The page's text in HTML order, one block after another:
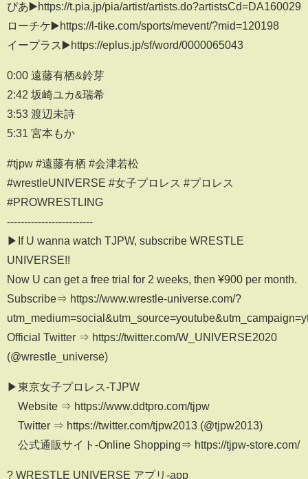
ぴあ▶️https://t.pia.jp/pia/artist/artists.do?artistsCd=DA160029
ローチケ▶️https://l-tike.com/sports/mevent/?mid=120198
イープラス▶️https://eplus.jp/sf/word/0000065043
0:00 遠藤有栖&鈴芽
2:42 坂崎ユカ&瑞希
3:53 渡辺未詩
5:31 宮本もか
#tjpw #遠藤有栖 #会津若松
#wrestleUNIVERSE #女子プロレス #プロレス
#PROWRESTLING
-------------------------
▶If U wanna watch TJPW, subscribe WRESTLE
UNIVERSE!!
Now U can get a free trial for 2 weeks, then ¥900 per month.
Subscribe⇒ https://www.wrestle-universe.com/?
Official Twitter ⇒ https://twitter.com/W_UNIVERSE2020
(@wrestle_universe)
▶︎東京女子プロレス-TJPW
Website ⇒ https://www.ddtpro.com/tjpw
Twitter ⇒ https://twitter.com/tjpw2013 (@tjpw2013)
公式通販サイト-Online Shopping⇒ https://tjpw-store.com/
? WRESTLE UNIVERSE アプリ-app